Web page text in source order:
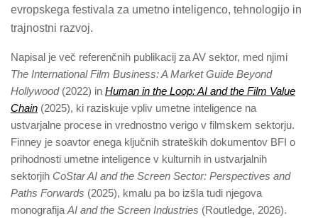
evropskega festivala za umetno inteligenco, tehnologijo in
trajnostni razvoj.
Napisal je več referenčnih publikacij za AV sektor, med njimi
The International Film Business: A Market Guide Beyond
Hollywood(2022) in Human in the Loop: AI and the Film Value
Chain (2025), ki raziskuje vpliv umetne inteligence na
ustvarjalne procese in vrednostno verigo v filmskem sektorju.
Finney je soavtor enega ključnih strateških dokumentov BFI o
prihodnosti umetne inteligence v kulturnih in ustvarjalnih
sektorjih CoStar AI and the Screen Sector: Perspectives and
Paths Forwards (2025), kmalu pa bo izšla tudi njegova
monografija AI and the Screen Industries (Routledge, 2026).